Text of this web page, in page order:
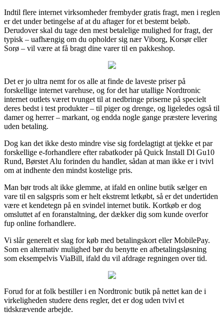
Indtil flere internet virksomheder frembyder gratis fragt, men i reglen
er det under betingelse af at du aftager for et bestemt beløb.
Derudover skal du tage den mest betalelige mulighed for fragt, der
typisk – uafhængig om du opholder sig nær Viborg, Korsør eller
Sorø – vil være at få bragt dine varer til en pakkeshop.
Det er jo ultra nemt for os alle at finde de laveste priser på
forskellige internet varehuse, og for det har utallige Nordtronic
internet outlets været tvunget til at nedbringe priserne på specielt
deres bedst i test produkter – til piger og drenge, og ligeledes også til
damer og herrer – markant, og endda nogle gange præstere levering
uden betaling.
Dog kan det ikke desto mindre vise sig fordelagtigt at tjekke et par
forskellige e-forhandlere efter rabatkoder på Quick Install Dl Gu10
Rund, Børstet Alu forinden du handler, sådan at man ikke er i tvivl
om at indhente den mindst kostelige pris.
Man bør trods alt ikke glemme, at ifald en online butik sælger en
vare til en salgspris som er helt ekstremt letkøbt, så er det undertiden
være et kendetegn på en svindel internet butik. Kortkøb er dog
omsluttet af en foranstaltning, der dækker dig som kunde overfor
fup online forhandlere.
Vi slår generelt et slag for køb med betalingskort eller MobilePay.
Som en alternativ mulighed bør du benytte en afbetalingsløsning
som eksempelvis ViaBill, ifald du vil afdrage regningen over tid.
Forud for at folk bestiller i en Nordtronic butik på nettet kan de i
virkeligheden studere dens regler, det er dog uden tvivl et
tidskrævende arbejde.